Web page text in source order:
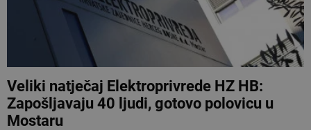
Veliki natječaj Elektroprivrede HZ HB:
Zapošljavaju 40 ljudi, gotovo polovicu u
Mostaru